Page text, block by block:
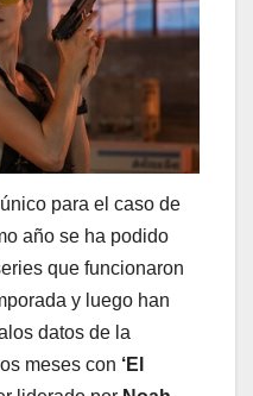
para el caso de
año se ha podido
que funcionaron
y luego han
datos de la
meses con ‘El